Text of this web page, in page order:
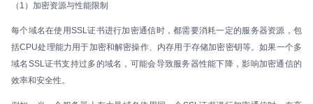
（1）加密资源与性能限制
每个域名在使用SSL证书进行加密通信时，都需要消耗一定的服务器资源，包
括CPU处理能力用于加密和解密操作、内存用于存储加密密钥等。如果一个多
域名SSL证书支持过多的域名，可能会导致服务器性能下降，影响加密通信的
效率和安全性。